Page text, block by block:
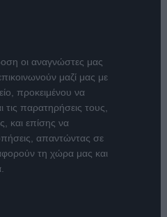
οι αναγνώστες μας
μαζί μας με
προκειμένου να
τις παρατηρήσεις τους,
και επίσης να
απαντώντας σε
τη χώρα μας και